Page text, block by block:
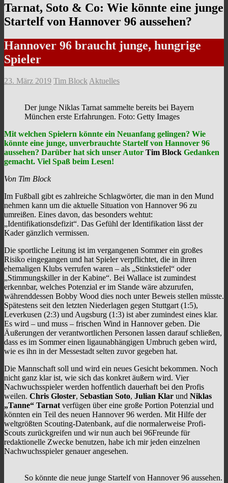
Tarnat, Soto & Co: Wie könnte eine junge
Startelf von Hannover 96 aussehen?
Hannover 96 braucht junge, hungrige
Spieler
23. März 2019 Tim Block Aktuelles
Der junge Niklas Tarnat sammelte bereits bei Bayern
München erste Erfahrungen. Foto: Getty Images
Mit welchen Spielern könnte ein Neuanfang gelingen? Wie
könnte eine junge, unverbrauchte Startelf von Hannover 96
aussehen? Darüber hat sich unser Autor Tim Block Gedanken
gemacht. Viel Spaß beim Lesen!
Von Tim Block
Im Fußball gibt es zahlreiche Schlagwörter, die man in den Mund
nehmen kann um die aktuelle Situation von Hannover 96 zu
umreißen. Eines davon, das besonders wehtut:
„Identifikationsdefizit“. Das Gefühl der Identifikation lässt der
Kader gänzlich vermissen.
Die sportliche Leitung ist im vergangenen Sommer ein großes
Risiko eingegangen und hat Spieler verpflichtet, die in ihren
ehemaligen Klubs verrufen waren – als „Stinkstiefel“ oder
„Stimmungskiller in der Kabine“. Bei Wallace ist zumindest
erkennbar, welches Potenzial er im Stande wäre abzurufen,
währenddessen Bobby Wood dies noch unter Beweis stellen müsste.
Spätestens seit den letzten Niederlagen gegen Stuttgart (1:5),
Leverkusen (2:3) und Augsburg (1:3) ist aber zumindest eines klar.
Es wird – und muss – frischen Wind in Hannover geben. Die
Äußerungen der verantwortlichen Personen lassen darauf schließen,
dass es im Sommer einen ligaunabhängigen Umbruch geben wird,
wie es ihn in der Messestadt selten zuvor gegeben hat.
Die Mannschaft soll und wird ein neues Gesicht bekommen. Noch
nicht ganz klar ist, wie sich das konkret äußern wird. Vier
Nachwuchsspieler werden hoffentlich dauerhaft bei den Profis
weilen. Chris Gloster, Sebastian Soto, Julian Klar und Niklas
„Tanne“ Tarnat verfügen über eine große Portion Potenzial und
könnten ein Teil des neuen Hannover 96 werden. Mit Hilfe der
weltgrößten Scouting-Datenbank, auf die normalerweise Profi-
Scouts zurückgreifen und wir nun auch bei 96Freunde für
redaktionelle Zwecke benutzen, habe ich mir jeden einzelnen
Nachwuchsspieler genauer angesehen.
So könnte die neue junge Startelf von Hannover 96 aussehen.